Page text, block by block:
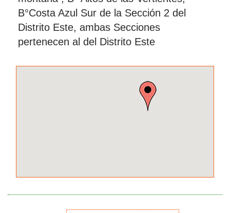
B°Costa Azul Sur de la Sección 2 del
Distrito Este, ambas Secciones
pertenecen al del Distrito Este